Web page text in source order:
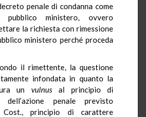
penale di condanna come
ministero, ovvero
la richiesta con rimessione
ministero perché proceda
il rimettente, la questione
infondata in quanto la
un vulnusal principio di
dell’azione penale previsto
Cost., principio di carattere